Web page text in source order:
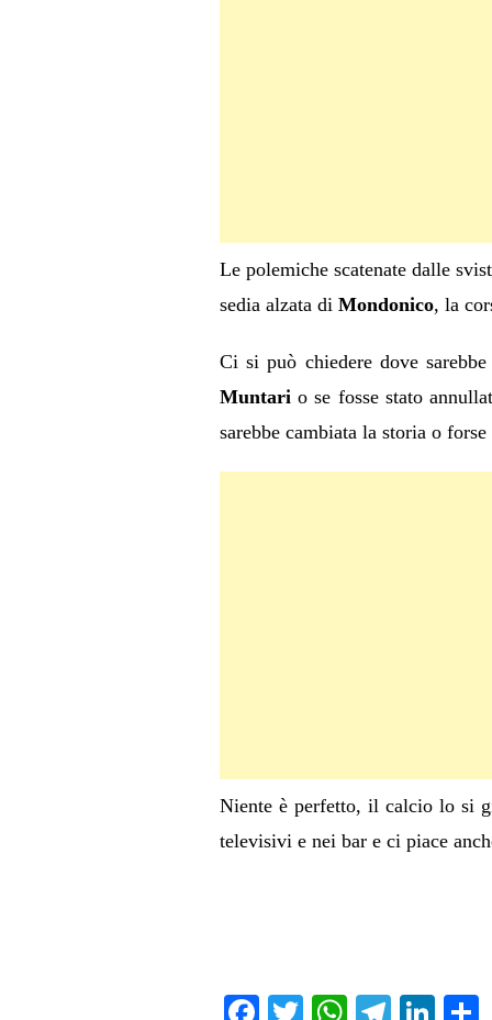
Le polemiche scatenate dalle
sedia alzata di Mondonico, la
Ci si può chiedere dove
Muntario se fosse stato
sarebbe cambiata la storia o forse
Niente è perfetto, il calcio lo si
televisivi e nei bar e ci piace